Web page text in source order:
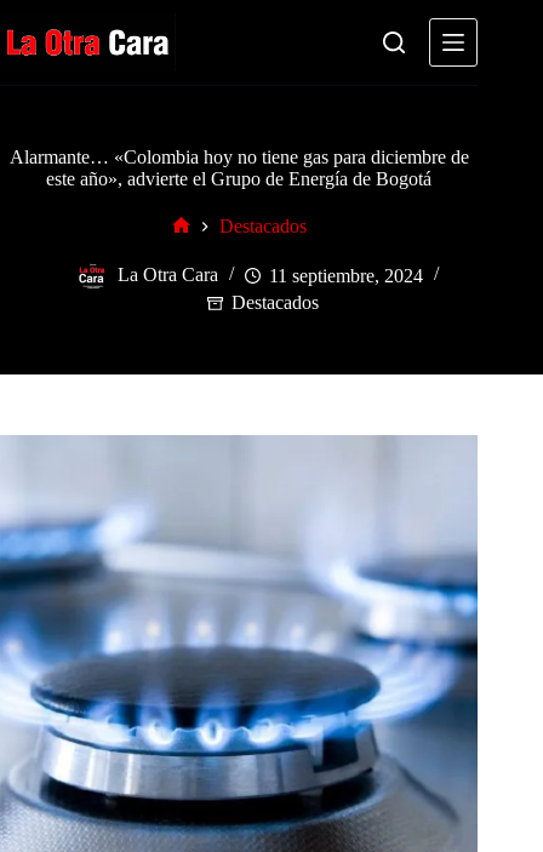
al
contenido
Alarmante… «Colombia hoy no tiene gas para diciembre de
este año», advierte el Grupo de Energía de Bogotá
Destacados
La Otra Cara
11 septiembre, 2024
Destacados